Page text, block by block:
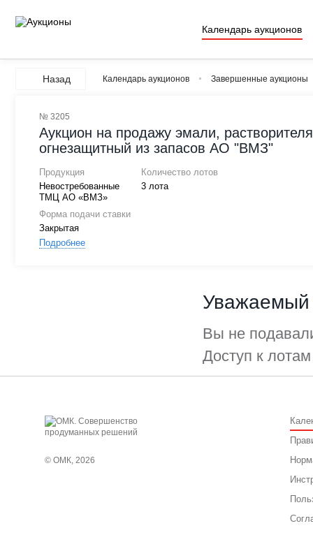
Календарь аукционов
Назад Календарь аукционов Завершенные аукционы
№ 3205
Аукцион на продажу эмали,
огнезащитный из запасов АО "ВМЗ"
Продукция
Невостребованные
ТМЦ АО «ВМЗ»
Количество лотов
3 лота
Форма подачи ставки
Закрытая
Подробнее
Уважаемый
Вы не
Доступ к
© ОМК, 2026